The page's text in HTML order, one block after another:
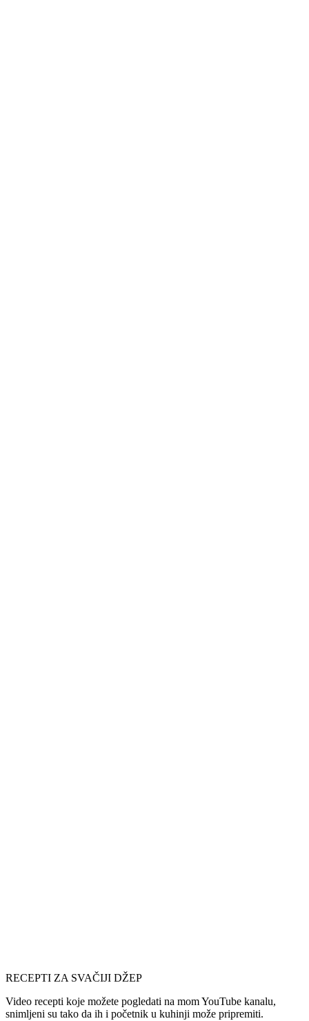
RECEPTI ZA SVAČIJI DŽEP
Video recepti koje možete pogledati na mom YouTube kanalu,
snimljeni su tako da ih i početnik u kuhinji može pripremiti.